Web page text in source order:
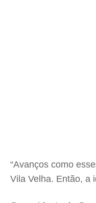
“Avanços como
Vila Velha. Então, a